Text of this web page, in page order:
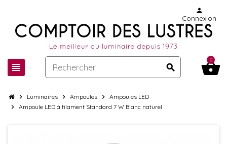
view_headline search
person
Connexion
shopping_basket
0
chevron_right Luminaires chevron_right Ampoules chevron_right Ampoules LED
chevron_right Ampoule LED à filament Standard 7 W Blanc naturel